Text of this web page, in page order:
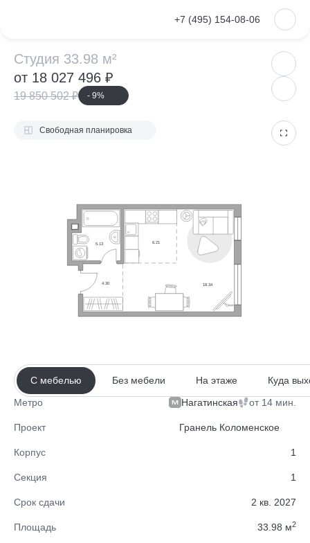
+7 (495) 154-08-06
Студия 33.98 м²
Студия 33.98 м²
от 18 027 496 ₽
19 850 502 ₽ - 9%
VKontakte
Метро Нагатинская от 14 мин.
Проект Гранель Коломенское
Корпус 1
Секция 1
Срок сдачи 2 кв. 2027
Площадь 33.98 м2
5.13 6.21
18.34
4.30
Свободная планировка
С мебелью Без мебели На этаже Куда